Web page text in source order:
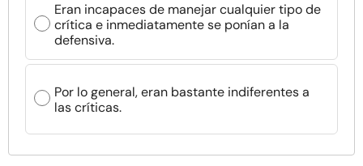
Eran incapaces de manejar cualquier tipo de
crítica e inmediatamente se ponían a la
defensiva.
Por lo general, eran bastante indiferentes a
las críticas.